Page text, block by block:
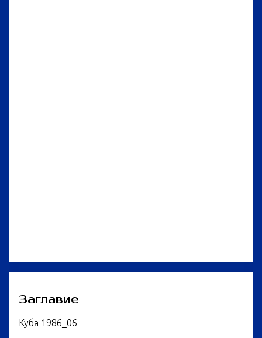
Заглавие
Куба 1986_06